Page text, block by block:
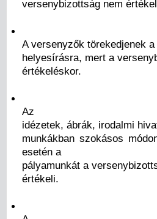
versenybizottság nem
A versenyzők törekedjenek
helyesírásra, mert a
értékeléskor.
Az
idézetek, ábrák, irodalmi
munkákban szokásos
esetén a
pályamunkát a
értékeli.